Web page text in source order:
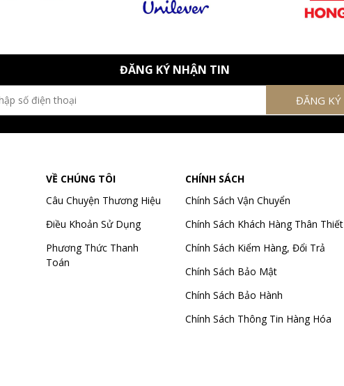
ĐĂNG KÝ NHẬN TIN
VỀ CHÚNG TÔI
Câu Chuyện Thương Hiệu
Điều Khoản Sử Dụng
Phương Thức Thanh
Toán
CHÍNH SÁCH
Chính Sách Vận Chuyển
Chính Sách Khách Hàng Thân Thiết
Chính Sách Kiểm Hàng, Đổi Trả
Chính Sách Bảo Mật
Chính Sách Bảo Hành
Chính Sách Thông Tin Hàng Hóa